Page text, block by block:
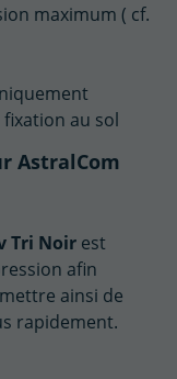
maximum ( cf.
au sol
AstralCom
Tri Noir est
afin
ainsi de
rapidement.